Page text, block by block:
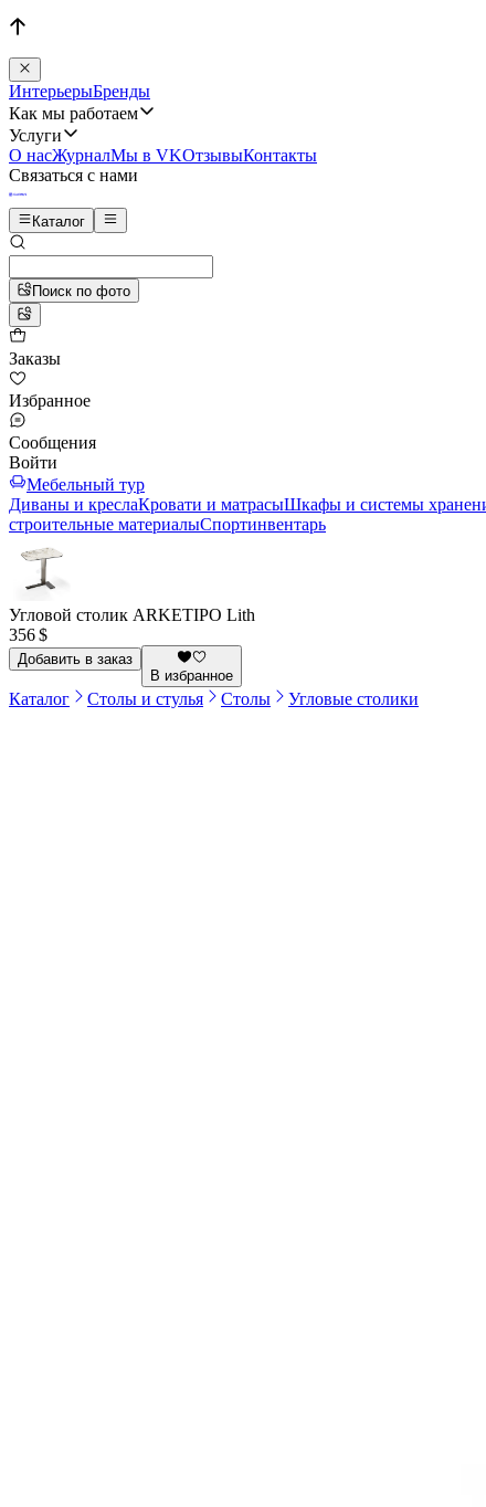
ИнтерьерыБренды
Как мы работаем
Услуги
О насЖурналМы в VKОтзывыКонтакты
Связаться с нами
Каталог
Поиск по фото
Заказы
Избранное
Сообщения
Войти
Мебельный тур
Диваны и креслаКровати и матрасыШкафы и системы
строительные материалыСпортинвентарь
Угловой столик ARKETIPO Lith
356 $
Добавить в заказ
В избранное
Каталог Столы и стулья Столы Угловые столики